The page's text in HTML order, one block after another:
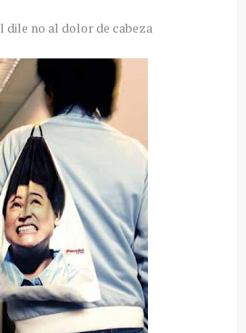
dile no al dolor de cabeza